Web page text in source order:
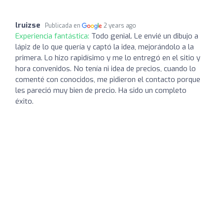
lruizse Publicada en 2 years ago
Experiencia fantástica: Todo genial. Le envié un dibujo a
lápiz de lo que quería y captó la idea, mejorándolo a la
primera. Lo hizo rapidísimo y me lo entregó en el sitio y
hora convenidos. No tenía ni idea de precios, cuando lo
comenté con conocidos, me pidieron el contacto porque
les pareció muy bien de precio. Ha sido un completo
éxito.